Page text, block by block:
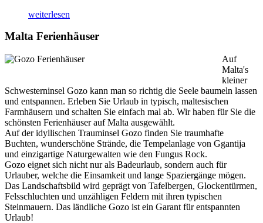
weiterlesen
Malta Ferienhäuser
Auf
Malta's
kleiner
Schwesterninsel Gozo kann man so richtig die Seele baumeln lassen
und entspannen. Erleben Sie Urlaub in typisch, maltesischen
Farmhäusern und schalten Sie einfach mal ab. Wir haben für Sie die
schönsten Ferienhäuser auf Malta ausgewählt.
Auf der idyllischen Trauminsel Gozo finden Sie traumhafte
Buchten, wunderschöne Strände, die Tempelanlage von Ggantija
und einzigartige Naturgewalten wie den Fungus Rock.
Gozo eignet sich nicht nur als Badeurlaub, sondern auch für
Urlauber, welche die Einsamkeit und lange Spaziergänge mögen.
Das Landschaftsbild wird geprägt von Tafelbergen, Glockentürmen,
Felsschluchten und unzähligen Feldern mit ihren typischen
Steinmauern. Das ländliche Gozo ist ein Garant für entspannten
Urlaub!